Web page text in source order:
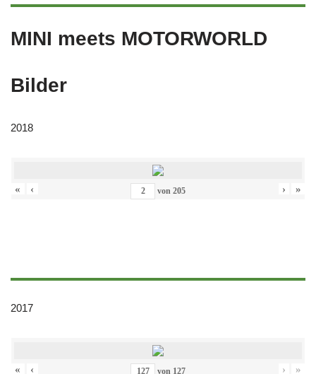
MINI meets MOTORWORLD
Bilder
2018
« ‹ von 205 › »
2017
« ‹ von 127 › »